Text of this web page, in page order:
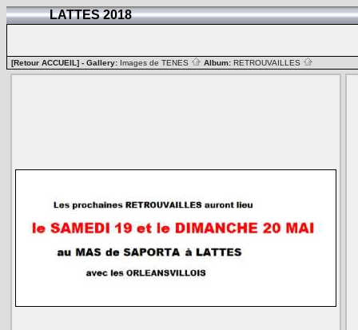
LATTES 2018
[Retour ACCUEIL] - Gallery: Images de TENES Album: RETROUVAILLES